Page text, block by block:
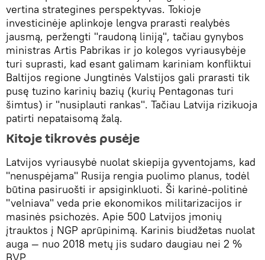
vertina strategines perspektyvas. Tokioje
investicinėje aplinkoje lengva prarasti realybės
jausmą, peržengti "raudoną liniją", tačiau gynybos
ministras Artis Pabrikas ir jo kolegos vyriausybėje
turi suprasti, kad esant galimam kariniam konfliktui
Baltijos regione Jungtinės Valstijos gali prarasti tik
pusę tuzino karinių bazių (kurių Pentagonas turi
šimtus) ir "nusiplauti rankas". Tačiau Latvija rizikuoja
patirti nepataisomą žalą.
Kitoje tikrovės pusėje
Latvijos vyriausybė nuolat skiepija gyventojams, kad
"nenuspėjama" Rusija rengia puolimo planus, todėl
būtina pasiruošti ir apsiginkluoti. Ši karinė-politinė
"velniava" veda prie ekonomikos militarizacijos ir
masinės psichozės. Apie 500 Latvijos įmonių
įtrauktos į NGP aprūpinimą. Karinis biudžetas nuolat
auga — nuo 2018 metų jis sudaro daugiau nei 2 %
BVP.